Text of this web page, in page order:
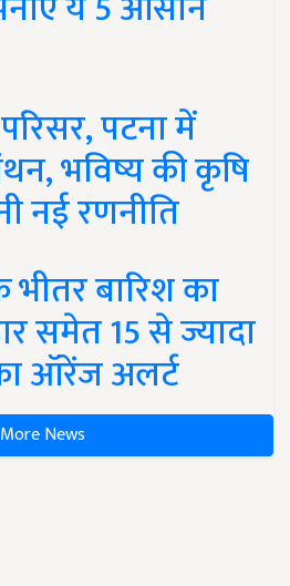
पटना में
भविष्य की कृषि
नई रणनीति
बारिश का
समेत 15 से ज्यादा
ऑरेंज अलर्ट
More News